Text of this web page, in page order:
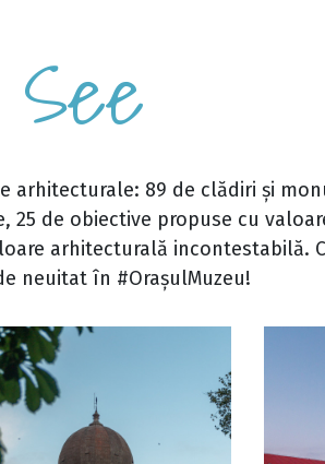
arhitecturale: 89 de clădiri și
25 de obiective propuse cu
arhitecturală incontestabilă.
neuitat în #OrașulMuzeu!